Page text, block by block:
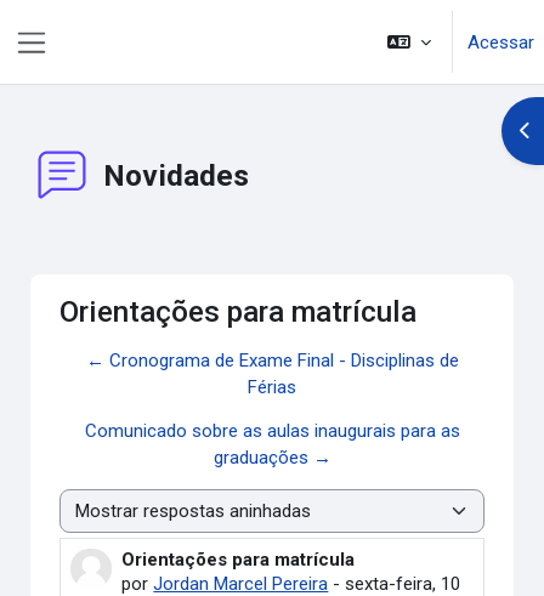
Acessar
Novidades
Orientações para matrícula
← Cronograma de Exame Final - Disciplinas de
Férias
Comunicado sobre as aulas inaugurais para as
graduações →
Modo de visualização
Orientações para matrícula
porJordan Marcel Pereira -sexta-feira, 10
Número de respostas: 0